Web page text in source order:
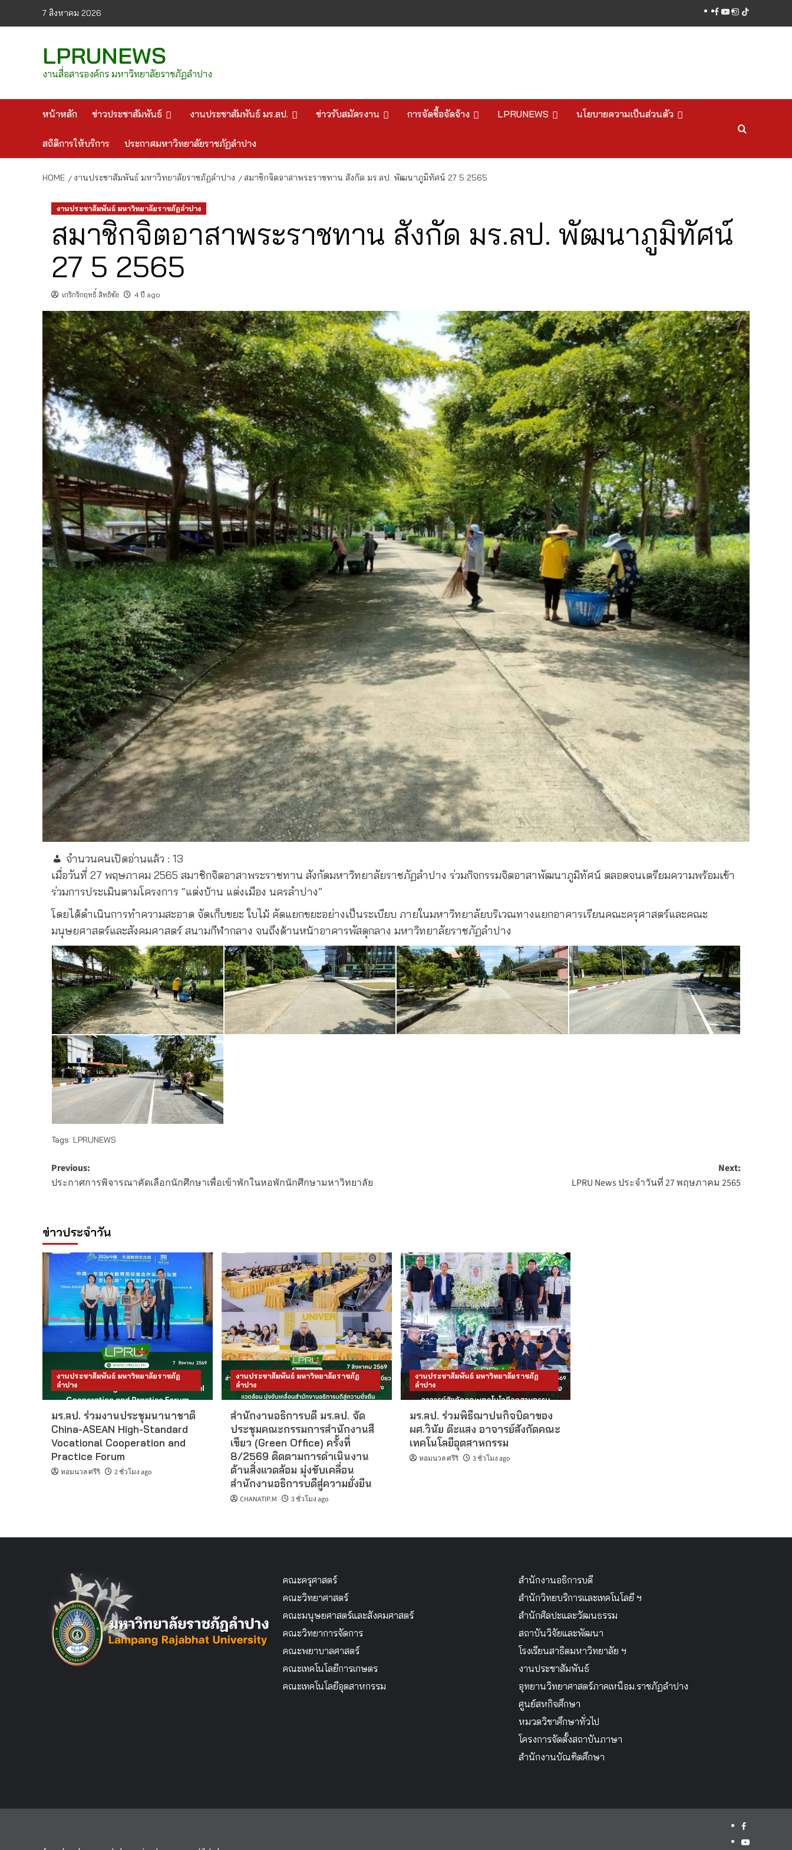
7 สิงหาคม 2026 facebook
youtube
instagram
tiktok
LPRUNEWS
งานสื่อสารองค์กร มหาวิทยาลัยราชภัฏลำปาง
หน้าหลัก ข่าวประชาสัมพันธ์ งานประชาสัมพันธ์ มร.ลป. ข่าวรับสมัครงาน การจัดซื้อจัดจ้าง LPRUNEWS นโยบายความเป็นส่วนตัว
สถิติการให้บริการ ประกาศมหาวิทยาลัยราชภัฏลำปาง
HOME งานประชาสัมพันธ์ มหาวิทยาลัยราชภัฏลำปาง สมาชิกจิตอาสาพระราชทาน สังกัด มร.ลป. พัฒนาภูมิทัศน์ 27 5 2565
งานประชาสัมพันธ์ มหาวิทยาลัยราชภัฏลำปาง
สมาชิกจิตอาสาพระราชทาน สังกัด มร.ลป. พัฒนาภูมิทัศน์
27 5 2565
เกริกริกฤทธิ์ สิทธิชัย 4 ปี ago
จำนวนคนเปิดอ่านแล้ว : 13
เมื่อวันที่ 27 พฤษภาคม 2565 สมาชิกจิตอาสาพระราชทาน สังกัดมหาวิทยาลัยราชภัฏลำปาง ร่วมกิจกรรมจิตอาสาพัฒนาภูมิทัศน์ ตลอดจนเตรียมความพร้อมเข้า
ร่วมการประเมินตามโครงการ “แต่งบ้าน แต่งเมือง นครลำปาง”
โดยได้ดำเนินการทำความสะอาด จัดเก็บขยะ ใบไม้ คัดแยกขยะอย่างเป็นระเบียบ ภายในมหาวิทยาลัยบริเวณทางแยกอาคารเรียนคณะครุศาสตร์และคณะ
มนุษยศาสตร์และสังคมศาสตร์ สนามกีฬากลาง จนถึงด้านหน้าอาคารพัสดุกลาง มหาวิทยาลัยราชภัฏลำปาง
Tags: LPRUNEWS
Post
navigation
Previous:
ประกาศการพิจารณาคัดเลือกนักศึกษาเพื่อเข้าพักในหอพักนักศึกษามหาวิทยาลัย
Next:
LPRU News ประจำวันที่ 27 พฤษภาคม 2565
ข่าวประจำวัน
งานประชาสัมพันธ์ มหาวิทยาลัยราชภัฏ
ลำปาง
มร.ลป. ร่วมงานประชุมนานาชาติ
China-ASEAN High-Standard
Vocational Cooperation and
Practice Forum
หอมนวล ศรีริ 2 ชั่วโมง ago
งานประชาสัมพันธ์ มหาวิทยาลัยราชภัฏ
ลำปาง
สำนักงานอธิการบดี มร.ลป. จัด
ประชุมคณะกรรมการสำนักงานสี
เขียว (Green Office) ครั้งที่
8/2569 ติดตามการดำเนินงาน
ด้านสิ่งแวดล้อม มุ่งขับเคลื่อน
สำนักงานอธิการบดีสู่ความยั่งยืน
CHANATIP.M 3 ชั่วโมง ago
งานประชาสัมพันธ์ มหาวิทยาลัยราชภัฏ
ลำปาง
มร.ลป. ร่วมพิธีฌาปนกิจบิดาของ
ผศ.วินัย ต๊ะแสง อาจารย์สังกัดคณะ
เทคโนโลยีอุตสาหกรรม
หอมนวล ศรีริ 3 ชั่วโมง ago
คณะครุศาสตร์
คณะวิทยาศาสตร์
คณะมนุษยศาสตร์และสังคมศาสตร์
คณะวิทยาการจัดการ
คณะพยาบาลศาสตร์
คณะเทคโนโลยีการเกษตร
คณะเทคโนโลยีอุตสาหกรรม
สำนักงานอธิการบดี
สำนักวิทยบริการและเทคโนโลยี ฯ
สำนักศิลปะและวัฒนธรรม
สถาบันวิจัยและพัฒนา
โรงเรียนสาธิตมหาวิทยาลัย ฯ
งานประชาสัมพันธ์
อุทยานวิทยาศาสตร์ภาคเหนือม.ราชภัฏลำปาง
ศูนย์สหกิจศึกษา
หมวดวิชาศึกษาทั่วไป
โครงการจัดตั้งสถาบันภาษา
สำนักงานบัณฑิตศึกษา
facebook
youtube